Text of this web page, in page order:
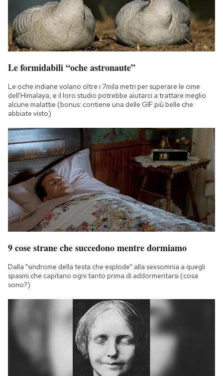
Le formidabili “oche astronaute”
Le oche indiane volano oltre i 7mila metri per superare le cime
dell'Himalaya, e il loro studio potrebbe aiutarci a trattare meglio
alcune malattie (bonus: contiene una delle GIF più belle che
abbiate visto)
9 cose strane che succedono mentre dormiamo
Dalla "sindrome della testa che esplode" alla sexsomnia a quegli
spasmi che capitano ogni tanto prima di addormentarsi (cosa
sono?)